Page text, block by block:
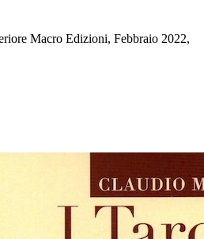
Macro Edizioni, Febbraio 2022,